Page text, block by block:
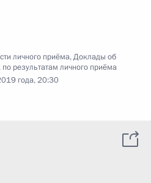
личного приёма,Доклады об
результатам личного приёма
года, 20:30